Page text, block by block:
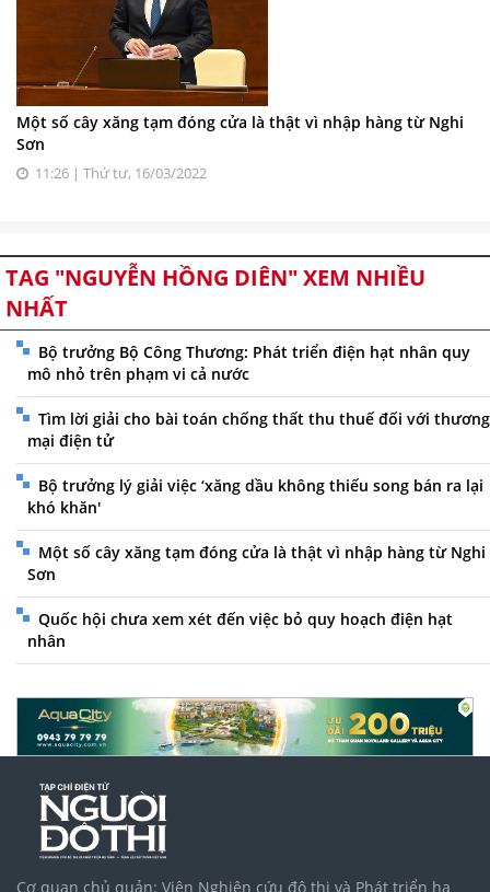
Một số cây xăng tạm đóng cửa là thật vì nhập hàng từ Nghi
Sơn
11:26 | Thứ tư, 16/03/2022
TAG "NGUYỄN HỒNG DIÊN" XEM NHIỀU
NHẤT
Bộ trưởng Bộ Công Thương: Phát triển điện hạt nhân quy
mô nhỏ trên phạm vi cả nước
Tìm lời giải cho bài toán chống thất thu thuế đối với thương
mại điện tử
Bộ trưởng lý giải việc ‘xăng dầu không thiếu song bán ra lại
khó khăn'
Một số cây xăng tạm đóng cửa là thật vì nhập hàng từ Nghi
Sơn
Quốc hội chưa xem xét đến việc bỏ quy hoạch điện hạt
nhân
Cơ quan chủ quản: Viện Nghiên cứu đô thị và Phát triển hạ